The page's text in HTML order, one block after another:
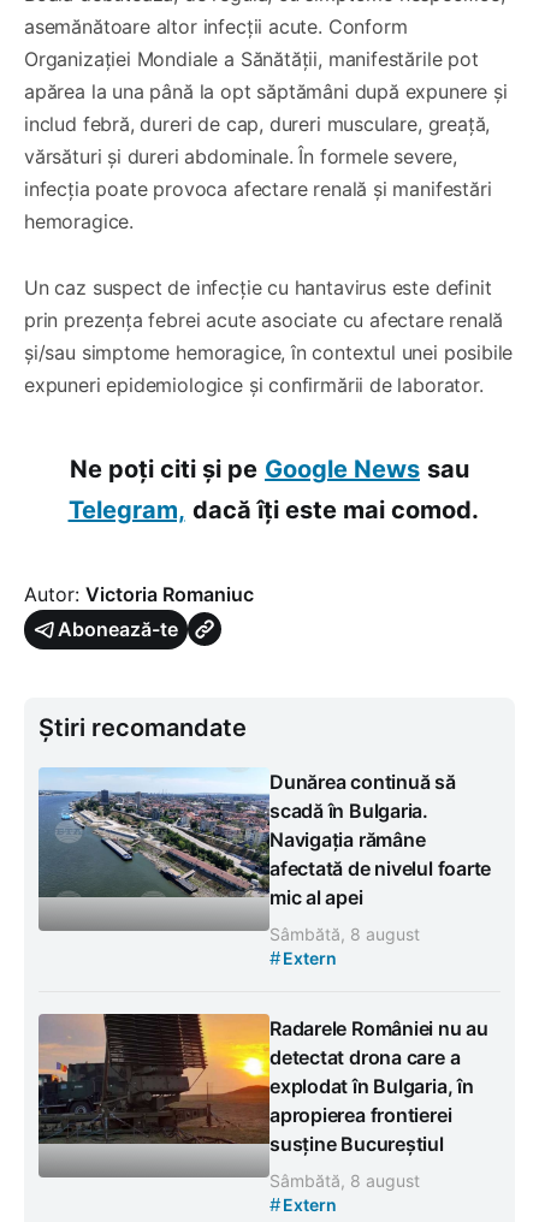
asemănătoare altor infecții acute. Conform
Organizației Mondiale a Sănătății, manifestările pot
apărea la una până la opt săptămâni după expunere și
includ febră, dureri de cap, dureri musculare, greață,
vărsături și dureri abdominale. În formele severe,
infecția poate provoca afectare renală și manifestări
hemoragice.
Un caz suspect de infecție cu hantavirus este definit
prin prezența febrei acute asociate cu afectare renală
și/sau simptome hemoragice, în contextul unei posibile
expuneri epidemiologice și confirmării de laborator.
Ne poți citi și pe Google News sau
Telegram, dacă îți este mai comod.
Autor: Victoria Romaniuc
Abonează-te
Știri recomandate
Dunărea continuă să
scadă în Bulgaria.
Navigația rămâne
afectată de nivelul foarte
mic al apei
Sâmbătă, 8 august
#Extern
Radarele României nu au
detectat drona care a
explodat în Bulgaria, în
apropierea frontierei
susține Bucureștiul
Sâmbătă, 8 august
#Extern